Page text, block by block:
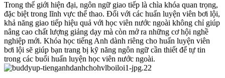
Trong thế giới hiện đại, ngôn ngữ giao tiếp là chìa khóa quan trọng,
đặc biệt trong lĩnh vực thể thao. Đối với các huấn luyện viên bơi lội,
khả năng giao tiếp hiệu quả với học viên nước ngoài không chỉ giúp
nâng cao chất lượng giảng dạy mà còn mở ra những cơ hội nghề
nghiệp mới. Khóa học tiếng Anh dành riêng cho huấn luyện viên
bơi lội sẽ giúp bạn trang bị kỹ năng ngôn ngữ cần thiết để tự tin
trong các buổi huấn luyện học viên nước ngoài.